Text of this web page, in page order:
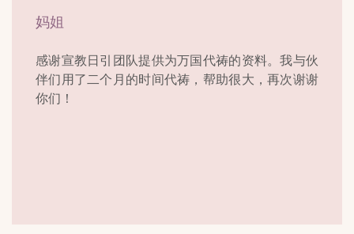
妈姐
感谢宣教日引团队提供为万国代祷的资料。我与伙
伴们用了二个月的时间代祷，帮助很大，再次谢谢
你们！